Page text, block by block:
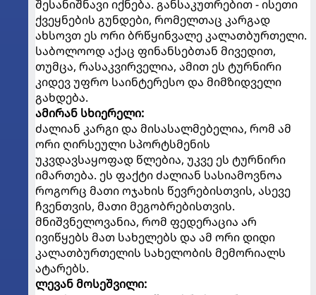
შესანიშნავი იქნება. განსაკუთრებით - ისეთი
ქვეყნების გუნდები, რომელთაც კარგად
ახსოვთ ეს ორი ბრწყინვალე კალათბურთელი.
საბოლოოდ აქაც ფინანსებთან მივედით,
თუმცა, რასაკვირველია, ამით ეს ტურნირი
კიდევ უფრო საინტერესო და მიმზიდველი
გახდება.
ამირან სხიერელი:
ძალიან კარგი და მისასალმებელია, რომ ამ
ორი ღირსეული სპორტსმენის
უკვდავსაყოფად წლებია, უკვე ეს ტურნირი
იმართება. ეს ფაქტი ძალიან სასიამოვნოა
როგორც მათი ოჯახის წევრებისთვის, ასევე
ჩვენთვის, მათი მეგობრებისთვის.
მნიშვნელოვანია, რომ ფედერაცია არ
ივიწყებს მათ სახელებს და ამ ორი დიდი
კალათბურთელის სახელობის მემორიალს
ატარებს.
ლევან მოსეშვილი: